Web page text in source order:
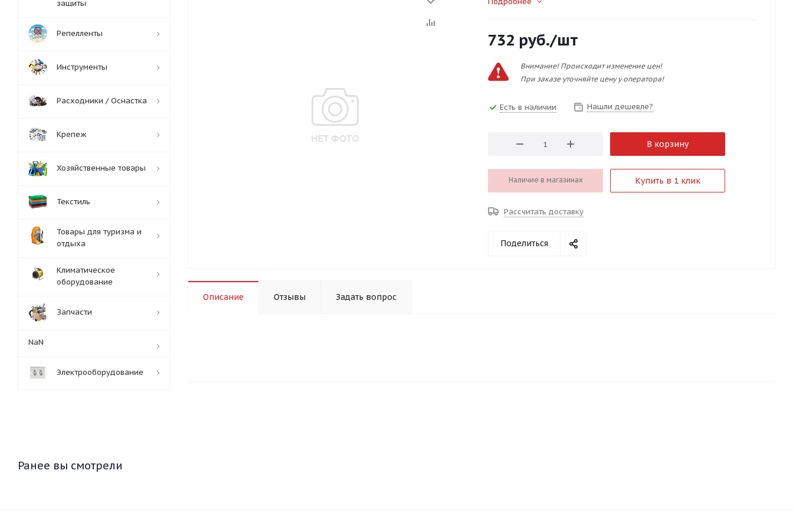
732 руб./шт
Внимание! Происходит изменение цен!
При заказе уточняйте цену у оператора!
Есть в наличии Нашли дешевле?
В корзину
Наличие в магазинах Купить в 1 клик
Рассчитать доставку
Поделиться
Описание Отзывы Задать вопрос
защиты
Репелленты
Инструменты
Расходники / Оснастка
Крепеж
Хозяйственные товары
Текстиль
Товары для туризма и
отдыха
Климатическое
оборудование
Запчасти
NaN
Электрооборудование
Ранее вы смотрели